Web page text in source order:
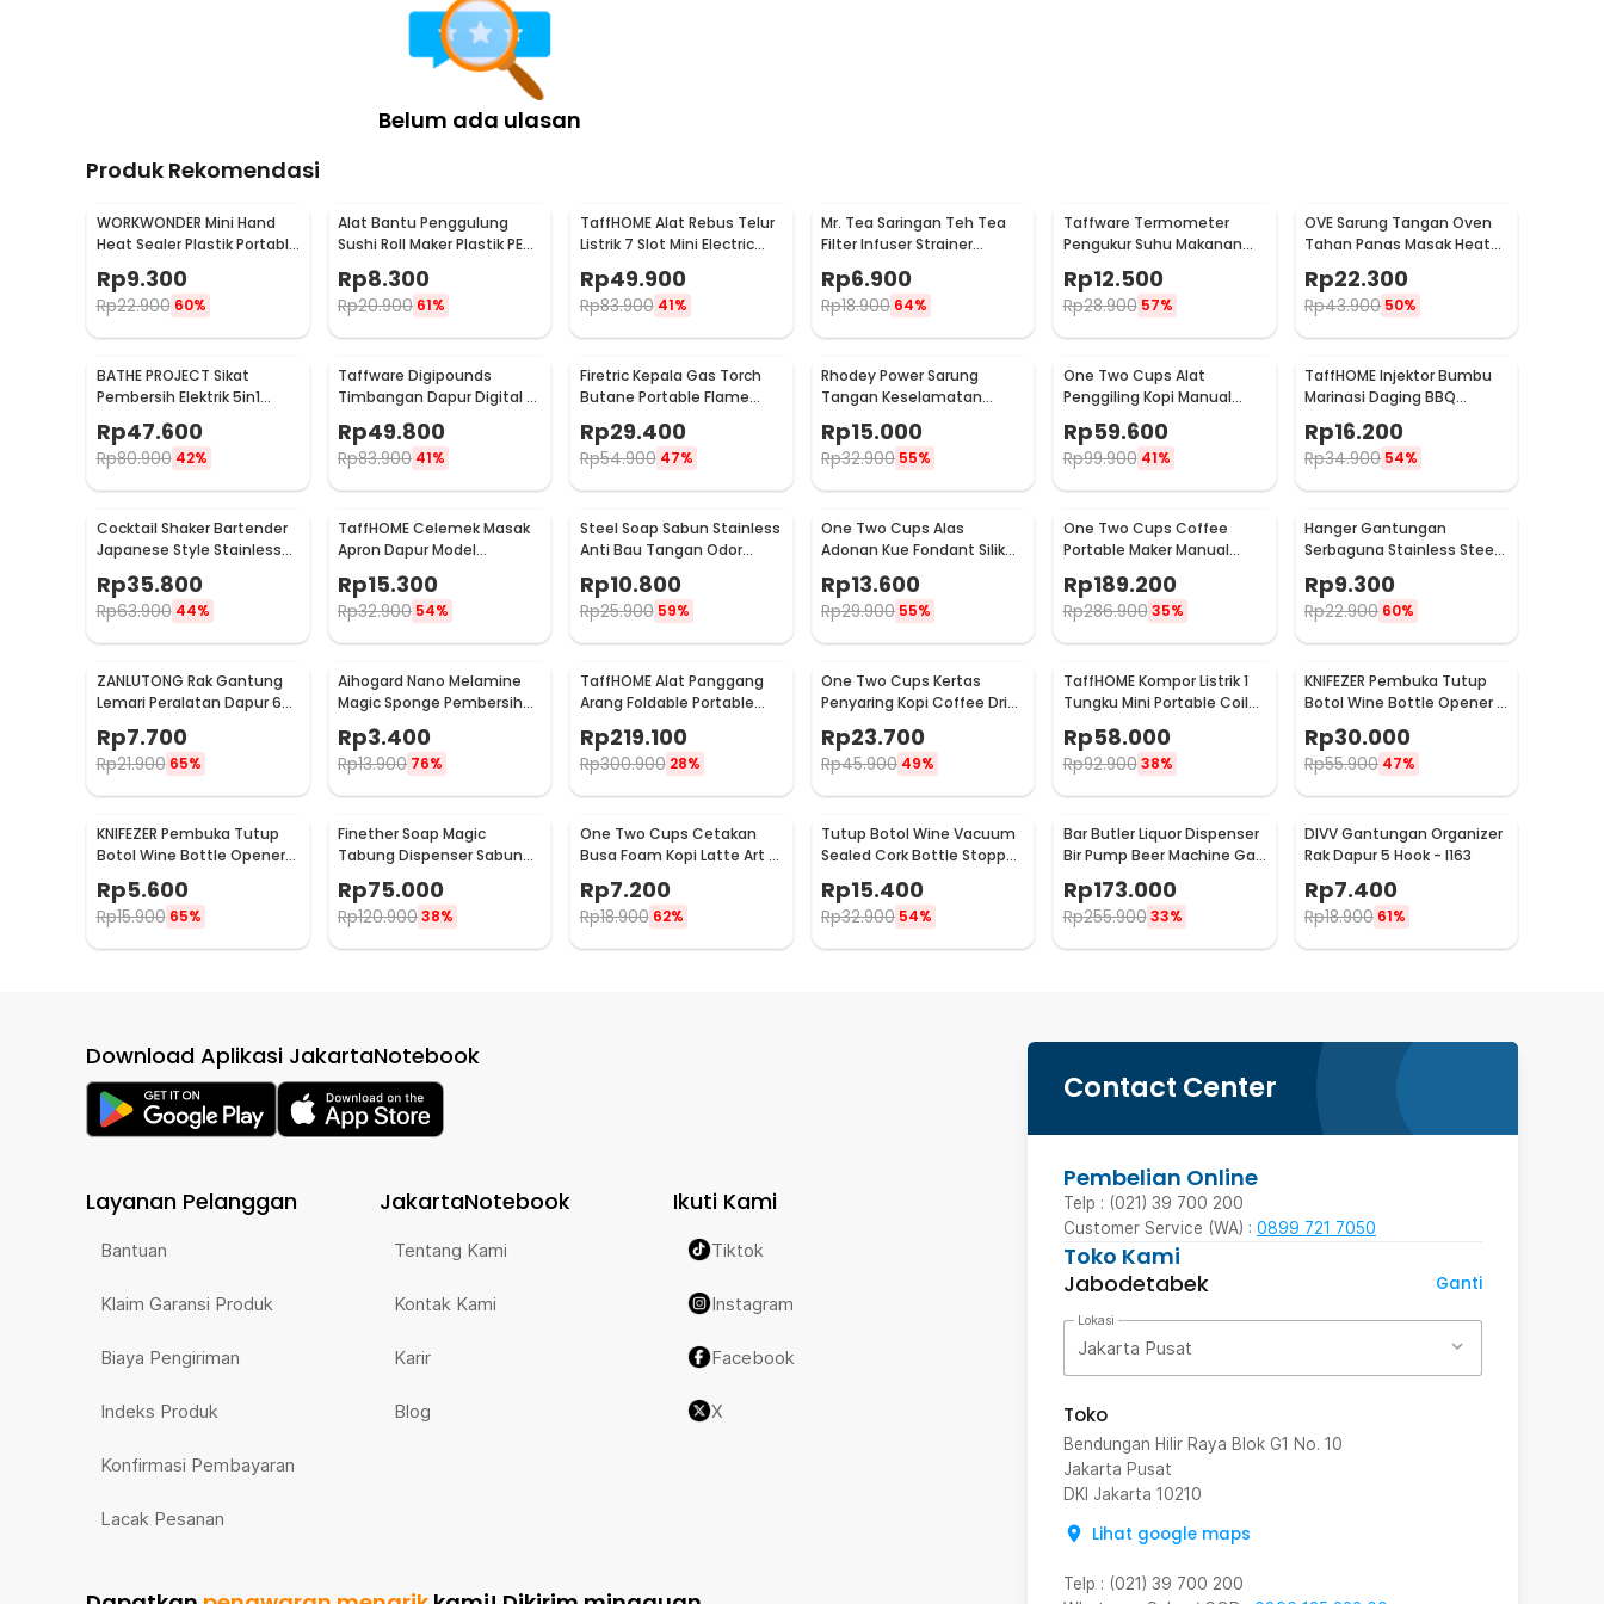
Belum ada ulasan
Produk Rekomendasi
WORKWONDER Mini Hand
Heat Sealer Plastik Portable
Baterai AA - LX2000A
Rp9.300
Rp22.900 60%
Alat Bantu Penggulung
Sushi Roll Maker Plastik PE
22x20.5x0.1cm - E1119
Rp8.300
Rp20.900 61%
TaffHOME Alat Rebus Telur
Listrik 7 Slot Mini Electric
Rp49.900
Rp83.900 41%
Mr. Tea Saringan Teh Tea
Filter Infuser Strainer
Chilling Man Silicon - MR03
Rp6.900
Rp18.900 64%
Taffware Termometer
Pengukur Suhu Makanan
TP101
Rp12.500
Rp28.900 57%
OVE Sarung Tangan Oven
Tahan Panas Masak Heat
Resistant Gloves - 540F
Rp22.300
Rp43.900 50%
BATHE PROJECT Sikat
Pembersih Elektrik 5in1
Magic Brush Rechargeable
- WQ8110
Rp47.600
Rp80.900 42%
Taffware Digipounds
Timbangan Dapur Digital 6
Satuan 1kg 0.1g - i2000
Rp49.800
Rp83.900 41%
Firetric Kepala Gas Torch
Butane Portable Flame
Rp29.400
Rp54.900 47%
Rhodey Power Sarung
Tangan Keselamatan
EN388
Rp15.000
Rp32.900 55%
One Two Cups Alat
Penggiling Kopi Manual
Coffee Grinder Portable -
WFCG9800
Rp59.600
Rp99.900 41%
TaffHOME Injektor Bumbu
Marinasi Daging BBQ
Seasoning Injector - HC117
Rp16.200
Rp34.900 54%
Cocktail Shaker Bartender
Japanese Style Stainless
Steel 200ml
Rp35.800
Rp63.900 44%
TaffHOME Celemek Masak
Apron Dapur Model
Kantong Pola Spatula -
JJ41
Rp15.300
Rp32.900 54%
Steel Soap Sabun Stainless
Anti Bau Tangan Odor
Remove - HW071
Rp10.800
Rp25.900 59%
One Two Cups Alas
Adonan Kue Fondant Silikon
Baking Mat Anti Slip -
JJ3873
Rp13.600
Rp29.900 55%
One Two Cups Coffee
Portable Maker Manual
Hand Press Espresso 300ml
- T35066
Rp189.200
Rp286.900 35%
Hanger Gantungan
Serbaguna Stainless Steel
10 PCS - M127105
Rp9.300
Rp22.900 60%
ZANLUTONG Rak Gantung
Lemari Peralatan Dapur 6
Rp7.700
Rp21.900 65%
Aihogard Nano Melamine
Magic Sponge Pembersih
Karat Besi - CW62
Rp3.400
Rp13.900 76%
TaffHOME Alat Panggang
Arang Foldable Portable
HWSK77
Rp219.100
Rp300.900 28%
One Two Cups Kertas
Penyaring Kopi Coffee Drip
Bag Paper Filter 50PCS -
T111
Rp23.700
Rp45.900 49%
TaffHOME Kompor Listrik 1
Tungku Mini Portable Coil
Hot Plate 500W - C1-1000-
03
Rp58.000
Rp92.900 38%
KNIFEZER Pembuka Tutup
Botol Wine Bottle Opener -
TYK-074B
Rp30.000
Rp55.900 47%
KNIFEZER Pembuka Tutup
Botol Wine Bottle Opener
Stainless Steel - WS01
Rp5.600
Rp15.900 65%
Finether Soap Magic
Tabung Dispenser Sabun
Rp75.000
Rp120.90038%
One Two Cups Cetakan
Busa Foam Kopi Latte Art 16
Rp7.200
Rp18.900 62%
Tutup Botol Wine Vacuum
Sealed Cork Bottle Stopper
Rp15.400
Rp32.900 54%
Bar Butler Liquor Dispenser
Bir Pump Beer Machine Gas
Station 900ml - P-36
Rp173.000
Rp255.900 33%
DIVV Gantungan Organizer
Rak Dapur 5 Hook - I163
Rp7.400
Rp18.900 61%
Contact Center
Pembelian Online
Telp : (021) 39 700 200
Customer Service (WA) : 0899 721 7050
Toko Kami
Jabodetabek
Ganti
Lokasi
Jakarta Pusat
Toko
Bendungan Hilir Raya Blok G1 No. 10
Jakarta Pusat
DKI Jakarta 10210
Lihat google maps
Telp : (021) 39 700 200
Download Aplikasi JakartaNotebook
Layanan Pelanggan
Bantuan
Klaim Garansi Produk
Biaya Pengiriman
Indeks Produk
Konfirmasi Pembayaran
Lacak Pesanan
JakartaNotebook
Tentang Kami
Kontak Kami
Karir
Blog
Ikuti Kami
Tiktok
Instagram
Facebook
X